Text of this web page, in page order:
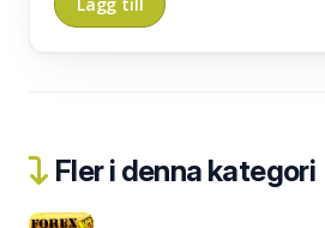
Fler i denna kategori